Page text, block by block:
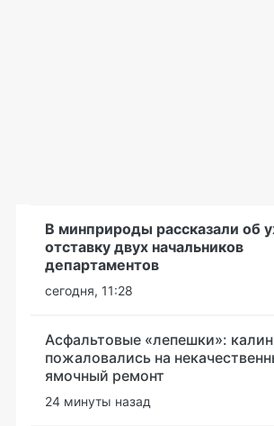
В минприроды рассказали об
отставку двух начальников
департаментов
сегодня, 11:28
Асфальтовые «лепешки»:
пожаловались на
ямочный ремонт
24 минуты назад